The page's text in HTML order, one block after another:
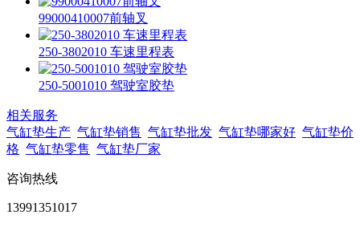
99000410007前轴叉
250-3802010 车速里程表
250-5001010 驾驶室胶垫
相关服务
气缸垫生产 气缸垫销售 气缸垫批发 气缸垫哪家好 气缸垫价
格 气缸垫零售 气缸垫厂家
咨询热线
13991351017